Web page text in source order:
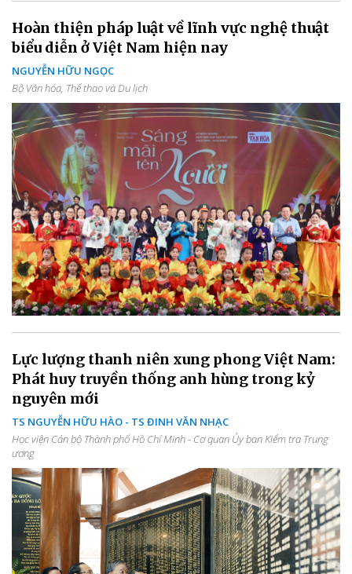
Hoàn thiện pháp luật về lĩnh vực nghệ thuật
biểu diễn ở Việt Nam hiện nay
NGUYỄN HỮU NGỌC
Bộ Văn hóa, Thể thao và Du lịch
Lực lượng thanh niên xung phong Việt Nam:
Phát huy truyền thống anh hùng trong kỷ
nguyên mới
TS NGUYỄN HỮU HÀO - TS ĐINH VĂN NHẠC
Học viện Cán bộ Thành phố Hồ Chí Minh - Cơ quan Ủy ban Kiểm tra Trung
ương